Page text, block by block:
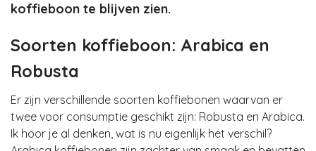
koffieboon te blijven zien.
Soorten koffieboon: Arabica en
Robusta
Er zijn verschillende soorten koffiebonen waarvan er
twee voor consumptie geschikt zijn: Robusta en Arabica.
Ik hoor je al denken, wat is nu eigenlijk het verschil?